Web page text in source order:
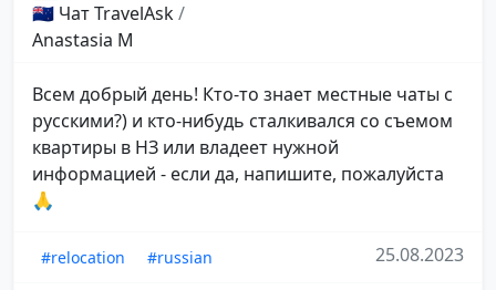
🇳🇿 Чат TravelAsk/
Anastasia M
Всем добрый день! Кто-то знает местные чаты с
русскими?) и кто-нибудь сталкивался со съемом
квартиры в НЗ или владеет нужной
информацией - если да, напишите, пожалуйста
🙏
#relocation #russian 25.08.2023